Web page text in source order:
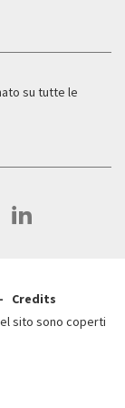
su tutte le
Credits
sito sono coperti